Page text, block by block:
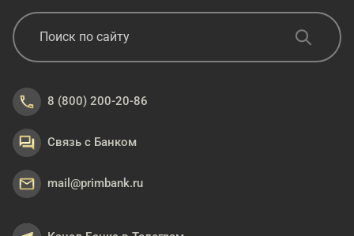
8 (800) 200-20-86
Связь с Банком
mail@primbank.ru